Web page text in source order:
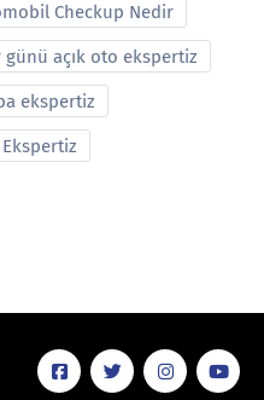
Checkup Nedir
günü açık oto ekspertiz
ekspertiz